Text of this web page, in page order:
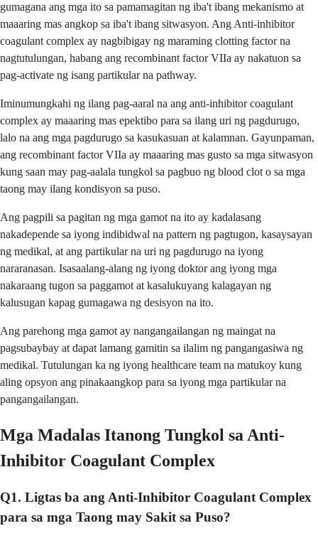
gumagana ang mga ito sa pamamagitan ng iba't ibang mekanismo at
maaaring mas angkop sa iba't ibang sitwasyon. Ang Anti-inhibitor
coagulant complex ay nagbibigay ng maraming clotting factor na
nagtutulungan, habang ang recombinant factor VIIa ay nakatuon sa
pag-activate ng isang partikular na pathway.
Iminumungkahi ng ilang pag-aaral na ang anti-inhibitor coagulant
complex ay maaaring mas epektibo para sa ilang uri ng pagdurugo,
lalo na ang mga pagdurugo sa kasukasuan at kalamnan. Gayunpaman,
ang recombinant factor VIIa ay maaaring mas gusto sa mga sitwasyon
kung saan may pag-aalala tungkol sa pagbuo ng blood clot o sa mga
taong may ilang kondisyon sa puso.
Ang pagpili sa pagitan ng mga gamot na ito ay kadalasang
nakadepende sa iyong indibidwal na pattern ng pagtugon, kasaysayan
ng medikal, at ang partikular na uri ng pagdurugo na iyong
nararanasan. Isasaalang-alang ng iyong doktor ang iyong mga
nakaraang tugon sa paggamot at kasalukuyang kalagayan ng
kalusugan kapag gumagawa ng desisyon na ito.
Ang parehong mga gamot ay nangangailangan ng maingat na
pagsubaybay at dapat lamang gamitin sa ilalim ng pangangasiwa ng
medikal. Tutulungan ka ng iyong healthcare team na matukoy kung
aling opsyon ang pinakaangkop para sa iyong mga partikular na
pangangailangan.
Mga Madalas Itanong Tungkol sa Anti-
Inhibitor Coagulant Complex
Q1. Ligtas ba ang Anti-Inhibitor Coagulant Complex
para sa mga Taong may Sakit sa Puso?